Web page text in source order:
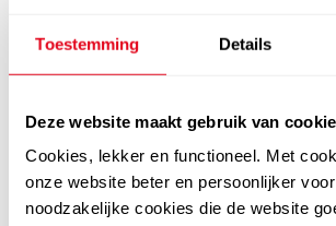
Toestemming Details
Deze website maakt gebruik van
Cookies, lekker en functioneel. Met
onze website beter en persoonlijker
noodzakelijke cookies die de website